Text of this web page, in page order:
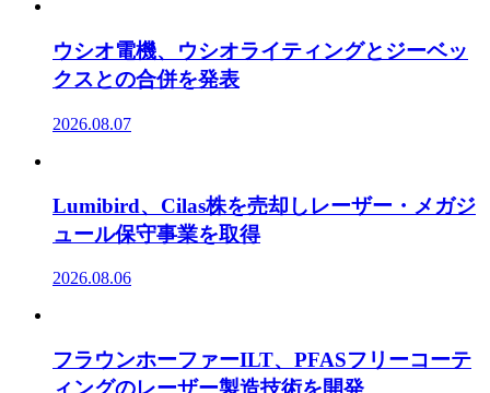
ウシオ電機、ウシオライティングとジーベッ
クスとの合併を発表
2026.08.07
Lumibird、Cilas株を売却しレーザー・メガジ
ュール保守事業を取得
2026.08.06
フラウンホーファーILT、PFASフリーコーテ
ィングのレーザー製造技術を開発